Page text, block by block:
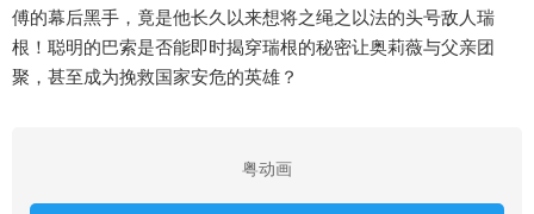
傅的幕后黑手，竟是他长久以来想将之绳之以法的头号敌人瑞
根！聪明的巴索是否能即时揭穿瑞根的秘密让奥莉薇与父亲团
聚，甚至成为挽救国家安危的英雄？
粤动画